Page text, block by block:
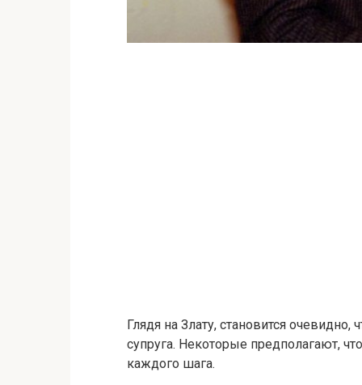
Глядя на Злату, становится
супруга. Некоторые предполагают,
каждого шага.